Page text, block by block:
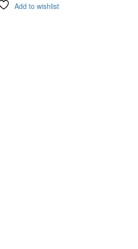
Add to wishlist